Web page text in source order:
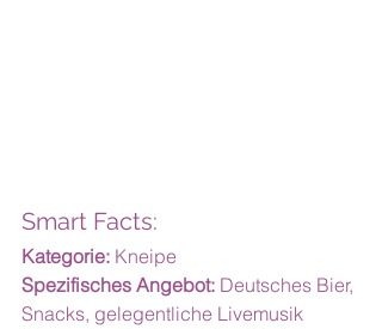
Smart Facts:
Kategorie: Kneipe
Spezifisches Angebot: Deutsches Bier,
Snacks, gelegentliche Livemusik